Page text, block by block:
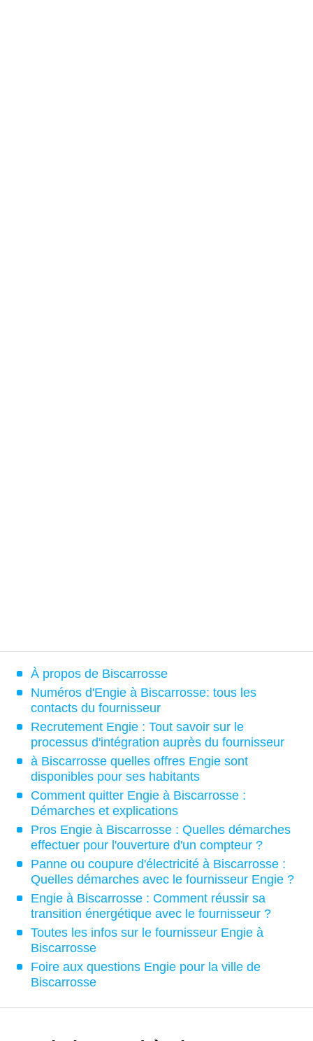
À propos de Biscarrosse
Numéros d'Engie à Biscarrosse: tous les
contacts du fournisseur
Recrutement Engie : Tout savoir sur le
processus d'intégration auprès du fournisseur
à Biscarrosse quelles offres Engie sont
disponibles pour ses habitants
Comment quitter Engie à Biscarrosse :
Démarches et explications
Pros Engie à Biscarrosse : Quelles démarches
effectuer pour l'ouverture d'un compteur ?
Panne ou coupure d'électricité à Biscarrosse :
Quelles démarches avec le fournisseur Engie ?
Engie à Biscarrosse : Comment réussir sa
transition énergétique avec le fournisseur ?
Toutes les infos sur le fournisseur Engie à
Biscarrosse
Foire aux questions Engie pour la ville de
Biscarrosse